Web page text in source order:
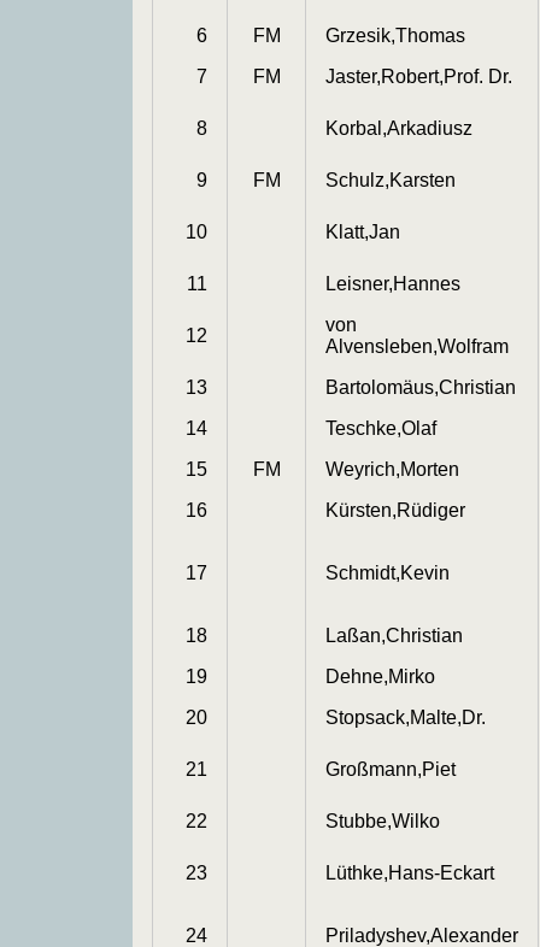
6 FM
Grzesik,Thomas
7
FM Jaster,Robert,Prof. Dr.
8 Korbal,Arkadiusz
9 FM Schulz,Karsten
10 Klatt,Jan
11 Leisner,Hannes
12
von
Alvensleben,Wolfram
13
Bartolomäus,Christian
14
Teschke,Olaf
15
FM
Weyrich,Morten
16
Kürsten,Rüdiger
17 Schmidt,Kevin
18
Laßan,Christian
19
Dehne,Mirko
20
Stopsack,Malte,Dr.
21 Großmann,Piet
22 Stubbe,Wilko
23 Lüthke,Hans-Eckart
24 Priladyshev,Alexander